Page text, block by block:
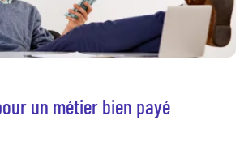
un métier bien payé